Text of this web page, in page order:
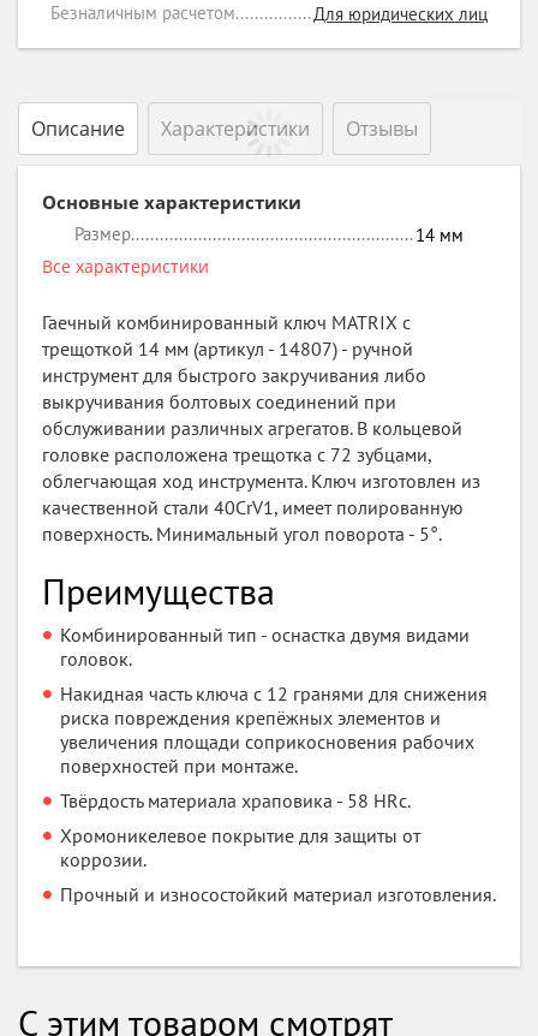
Безналичным расчетом
Для юридических лиц
Описание Характеристики Отзывы
Основные характеристики
Размер 14 мм
Все характеристики
Гаечный комбинированный ключ MATRIX с
трещоткой 14 мм (артикул - 14807) - ручной
инструмент для быстрого закручивания либо
выкручивания болтовых соединений при
обслуживании различных агрегатов. В кольцевой
головке расположена трещотка с 72 зубцами,
облегчающая ход инструмента. Ключ изготовлен из
качественной стали 40CrV1, имеет полированную
поверхность. Минимальный угол поворота - 5°.
Преимущества
Комбинированный тип - оснастка двумя видами
головок.
Накидная часть ключа с 12 гранями для снижения
риска повреждения крепёжных элементов и
увеличения площади соприкосновения рабочих
поверхностей при монтаже.
Твёрдость материала храповика - 58 HRс.
Хромоникелевое покрытие для защиты от
коррозии.
Прочный и износостойкий материал изготовления.
С этим товаром смотрят